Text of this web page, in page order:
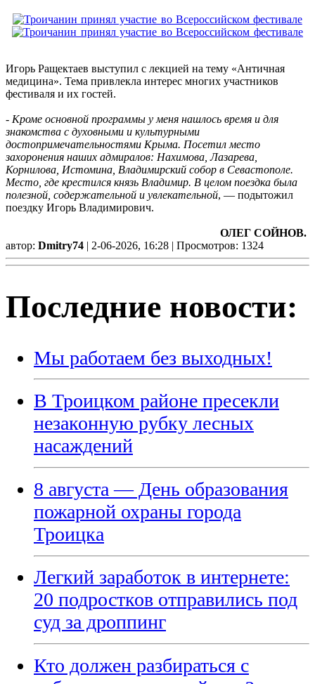
Игорь Ращектаев выступил с лекцией на тему «Античная
медицина». Тема привлекла интерес многих участников
фестиваля и их гостей.
- Кроме основной программы у меня нашлось время и для
знакомства с духовными и культурными
достопримечательностями Крыма. Посетил место
захоронения наших адмиралов: Нахимова, Лазарева,
Корнилова, Истомина, Владимирский собор в Севастополе.
Место, где крестился князь Владимир. В целом поездка была
полезной, содержательной и увлекательной, — подытожил
поездку Игорь Владимирович.
ОЛЕГ СОЙНОВ.
автор: Dmitry74 | 2-06-2026, 16:28 | Просмотров: 1324
Последние новости:
Мы работаем без выходных!
В Троицком районе пресекли
незаконную рубку лесных
насаждений
8 августа — День образования
пожарной охраны города
Троицка
Легкий заработок в интернете:
20 подростков отправились под
суд за дроппинг
Кто должен разбираться с